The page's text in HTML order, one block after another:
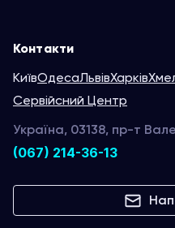
Контакти
КиївОдесаЛьвівХарків
Сервійсний Центр
Україна, 03138, пр-т
(067) 214-36-13